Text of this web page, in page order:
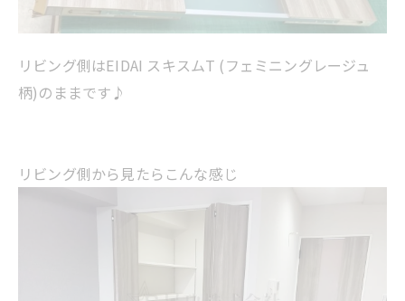
リビング側はEIDAI スキスムT (フェミニングレージュ
柄)のままです♪
リビング側から見たらこんな感じ